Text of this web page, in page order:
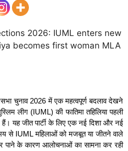
चुनाव 2026 में एक महत्वपूर्ण बदलाव देखने
लीग (IUML) की फातिमा तहिलिया पहली
यह जीत पार्टी के लिए एक नई दिशा और नई
से IUML महिलाओं को मजबूत या जीतने वाले
पाने के कारण आलोचनाओं का सामना कर रही